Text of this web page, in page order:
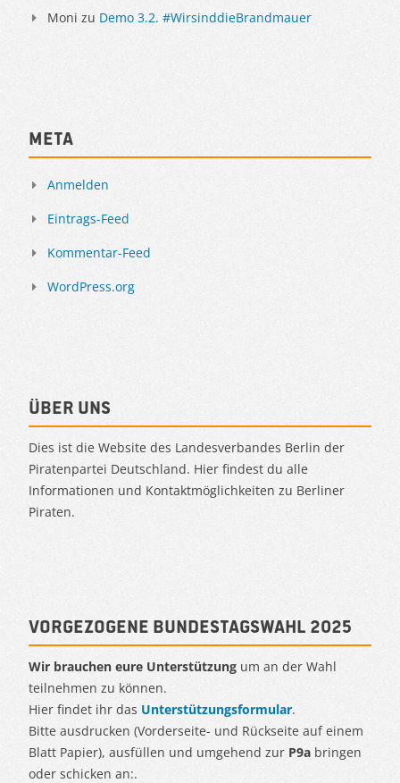
Moni zu Demo 3.2. #WirsinddieBrandmauer
Meta
Anmelden
Eintrags-Feed
Kommentar-Feed
WordPress.org
Über uns
Dies ist die Website des Landesverbandes Berlin der
Piratenpartei Deutschland. Hier findest du alle
Informationen und Kontaktmöglichkeiten zu Berliner
Piraten.
Vorgezogene Bundestagswahl 2025
Wir brauchen eure Unterstützung um an der Wahl
teilnehmen zu können.
Hier findet ihr das Unterstützungsformular.
Bitte ausdrucken (Vorderseite- und Rückseite auf einem
Blatt Papier), ausfüllen und umgehend zur P9a bringen
oder schicken an:.